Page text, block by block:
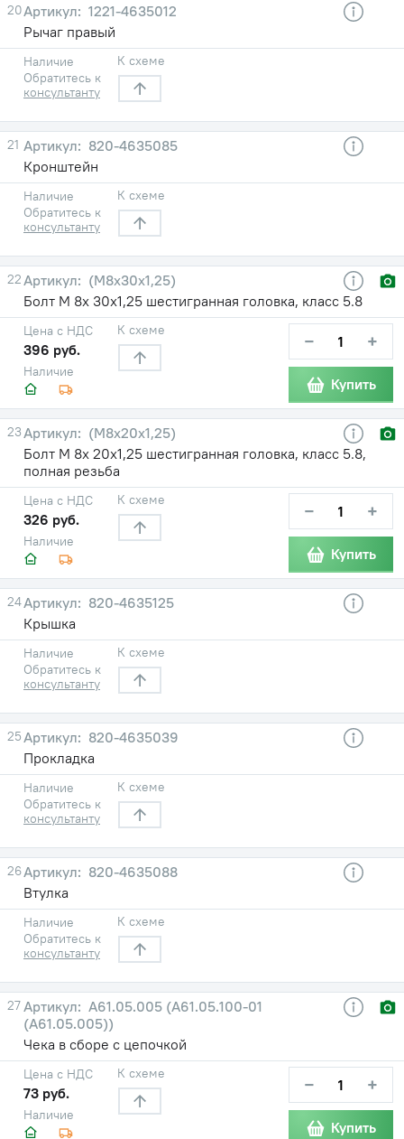
20
1221-4635012
Рычаг правый
Наличие
Обратитесь к
консультанту
К схеме
21
820-4635085
Кронштейн
Наличие
Обратитесь к
консультанту
К схеме
22
(М8х30х1,25)
Болт М 8х 30х1,25 шестигранная головка, класс 5.8
Наличие
Цена с НДС
396 руб.
К схеме − +
Купить
23
(М8х20х1,25)
Болт М 8х 20х1,25 шестигранная головка, класс 5.8,
полная резьба
Наличие
Цена с НДС
326 руб.
К схеме − +
Купить
24
820-4635125
Крышка
Наличие
Обратитесь к
консультанту
К схеме
25
820-4635039
Прокладка
Наличие
Обратитесь к
консультанту
К схеме
26
820-4635088
Втулка
Наличие
Обратитесь к
консультанту
К схеме
27
А61.05.005 (А61.05.100-01
(А61.05.005))
Чека в сборе с цепочкой
Наличие
Цена с НДС
73 руб.
К схеме − +
Купить